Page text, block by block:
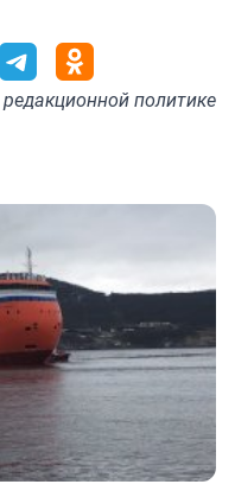
редакционной политике